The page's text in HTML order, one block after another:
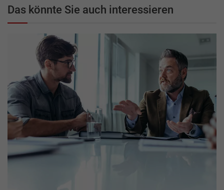
Das könnte Sie auch interessieren